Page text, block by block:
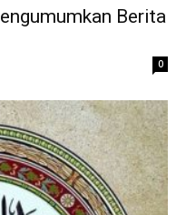
Berita
0